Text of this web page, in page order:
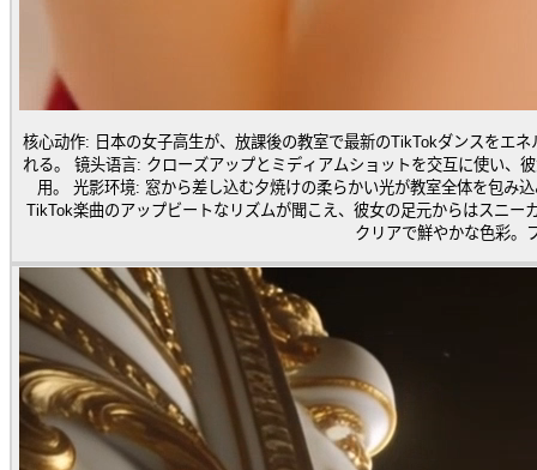
核心动作: 日本の女子高生が、放課後の教室で最新のTikTokダンスをエ
れる。 镜头语言: クローズアップとミディアムショットを交互に使い、彼女の表情と全身の動きを捉える。手持ちカメラのような自然な揺れがあり、臨場感を演出する。50mmレンズ使
用。 光影环境: 窓から差し込む夕焼けの柔らかい光が教室全体を包み込み、彼女の顔と制服に暖かなハイライトを与える。教室の奥はやや暗く、奥行きを出す。 音效指令: 流行りの
TikTok楽曲のアップビートなリズムが聞こえ、彼女の足元からはスニーカーが床を擦
クリアで鮮やかな色彩。